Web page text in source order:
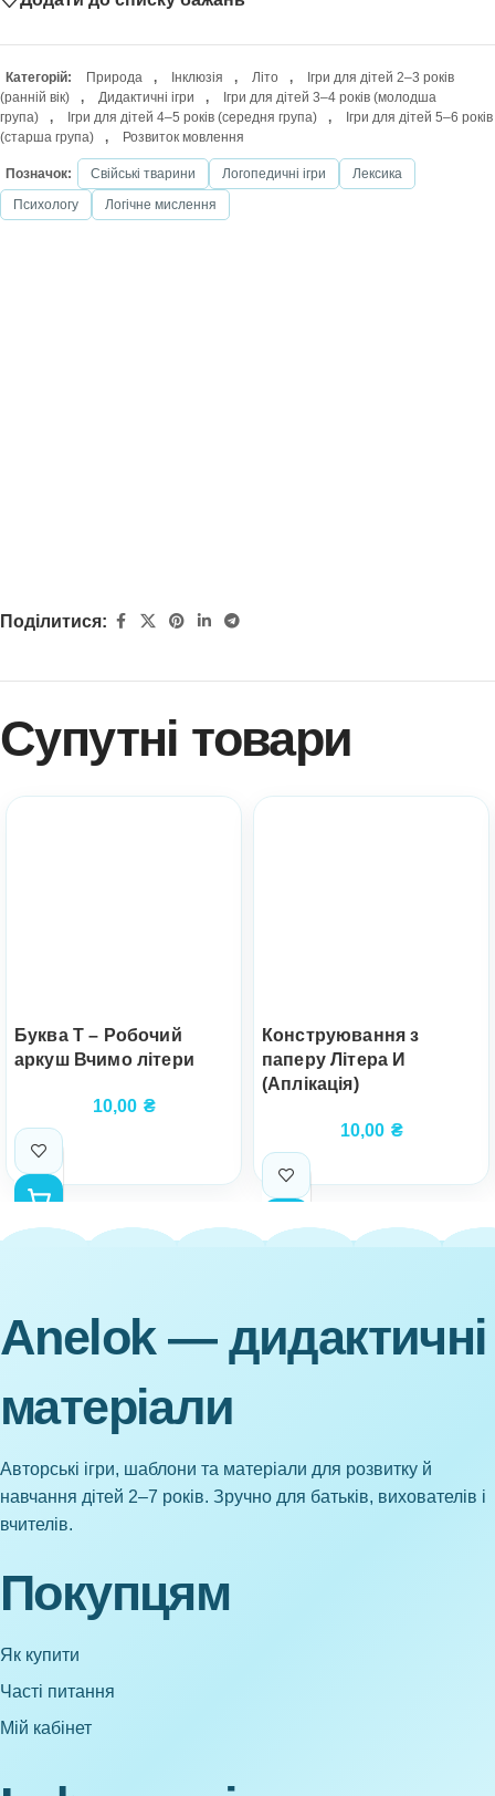
Категорій: Природа , Інклюзія , Літо ,
Ігри для дітей 2–3 років
(ранній вік)
, Дидактичні ігри ,
Ігри для дітей 3–4 років (молодша
група)
, Ігри для дітей 4–5 років (середня група) ,
Ігри для дітей 5–6 років
(старша група)
, Розвиток мовлення
Позначок: Свійські тварини Логопедичні ігри
Лексика
Психологу
Логічне мислення
Поділитися:
Супутні товари
Буква Т – Робочий
аркуш Вчимо літери
10,00 ₴
Конструювання з
паперу Літера И
(Аплікація)
10,00 ₴
Anelok — дидактичні
матеріали
Авторські ігри, шаблони та матеріали для розвитку й
навчання дітей 2–7 років. Зручно для батьків, вихователів і
вчителів.
Покупцям
Як купити
Часті питання
Мій кабінет